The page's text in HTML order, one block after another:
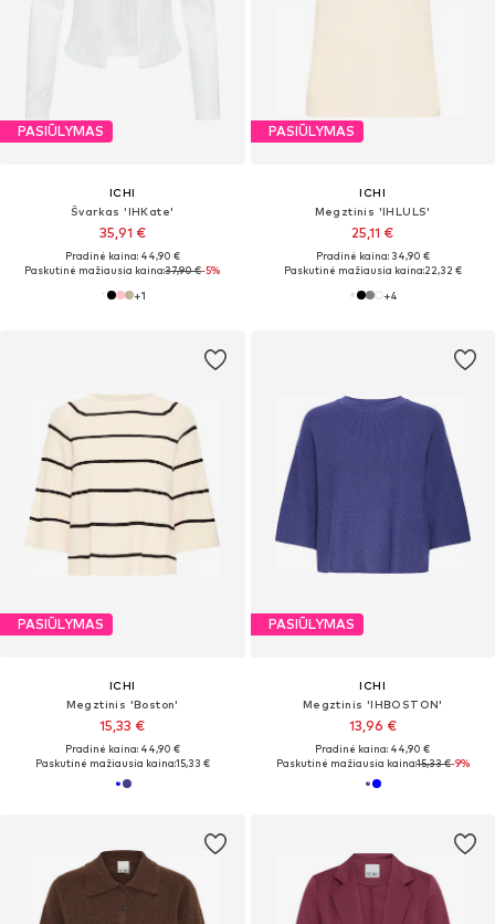
PASIŪLYMAS
ICHI
Švarkas 'IHKate'
35,91 €
Pradinė kaina: 44,90 €
Paskutinė mažiausia kaina:37,90 €-5%
+1
PASIŪLYMAS
ICHI
Megztinis 'IHLULS'
25,11 €
Pradinė kaina: 34,90 €
Paskutinė mažiausia kaina:22,32 €
+4
PASIŪLYMAS
ICHI
Megztinis 'Boston'
15,33 €
Pradinė kaina: 44,90 €
Paskutinė mažiausia kaina:15,33 €
PASIŪLYMAS
ICHI
Megztinis 'IHBOSTON'
13,96 €
Pradinė kaina: 44,90 €
Paskutinė mažiausia kaina:15,33 €-9%